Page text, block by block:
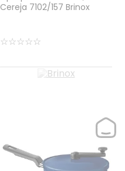
Cereja 7102/157 Brinox
☆☆☆☆☆